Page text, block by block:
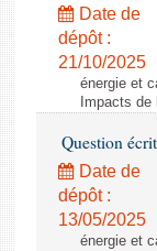
Date de
dépôt :
21/10/2025
énergie et
Impacts
Question
Date de
dépôt :
13/05/2025
énergie et